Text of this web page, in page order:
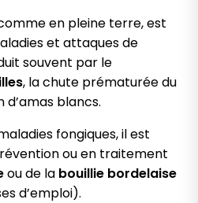
en pleine terre, est
et attaques de
souvent par le
, la chute prématurée du
d’amas blancs.
fongiques, il est
ou en traitement
ou de la bouillie bordelaise
d’emploi).